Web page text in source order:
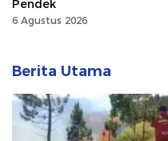
Pendek
6 Agustus 2026
Berita Utama